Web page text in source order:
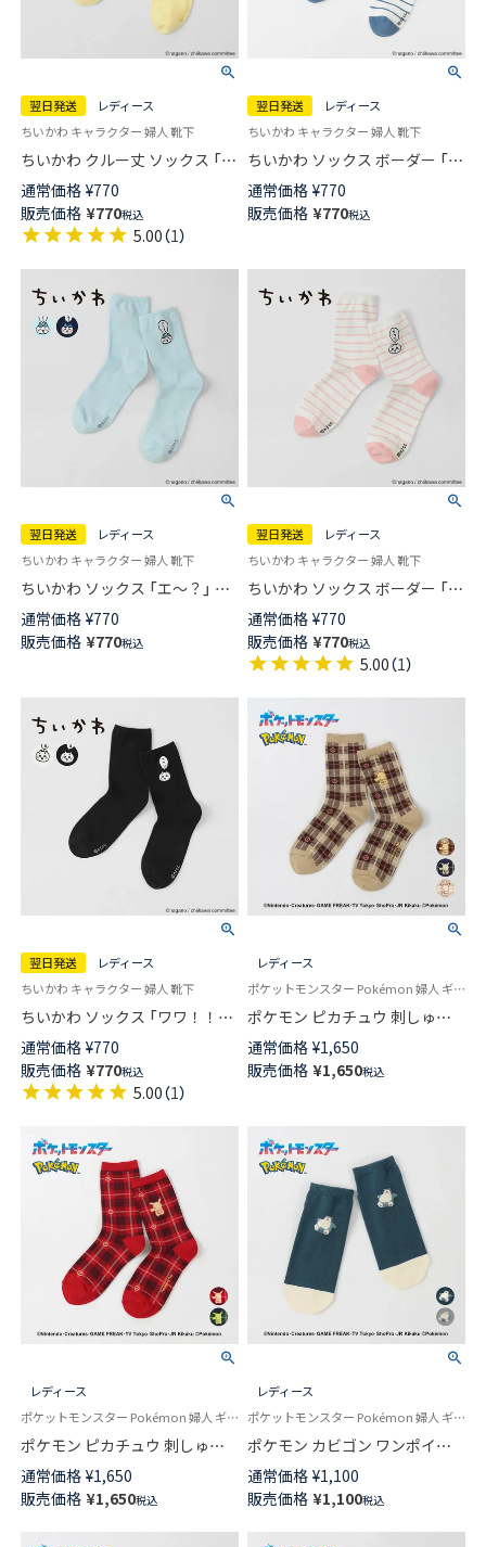
翌日発送
レディース
ちいかわ キャラクター 婦人 靴下
ちいかわ クルー丈 ソックス 「ハ
ァ～？」 ワンポイント うさぎ刺
繍 レディース 【365日最短翌日
発送】 03197025
通常価格 ¥770
販売価格 ¥770税込
5.00（1）
翌日発送
レディース
ちいかわ キャラクター 婦人 靴下
ちいかわ ソックス ボーダー 「エ
～？」 ワンポイント ハチワレ刺
繍 クルー丈 レディース 【365日
最短翌日発送】 03197024
通常価格 ¥770
販売価格 ¥770税込
翌日発送
レディース
ちいかわ キャラクター 婦人 靴下
ちいかわ ソックス 「エ～？」 ワ
ンポイント ハチワレ刺繍 クル
ー丈 レディース 【365日最短翌
日発送】 03197023
通常価格 ¥770
販売価格 ¥770税込
翌日発送
レディース
ちいかわ キャラクター 婦人 靴下
ちいかわ ソックス ボーダー 「ワ
ワ！！」 ワンポイントちいかわ
刺繍 クルー丈 レディース 【365
日最短翌日発送】 03197022
通常価格 ¥770
販売価格 ¥770税込
5.00（1）
翌日発送
レディース
ちいかわ キャラクター 婦人 靴下
ちいかわ ソックス 「ワワ！！」
ワンポイント刺繍 クルー丈 レ
ディース 【365日最短翌日発送】
03197021
通常価格 ¥770
販売価格 ¥770税込
5.00（1）
レディース
ポケットモンスター Pokémon 婦人 ギフト プレゼント 無料ラッピング
ポケモン ピカチュウ 刺しゅう
Plaid2 クルー丈 カジュアル ソ
ックス レディース 日本製
03307011
通常価格 ¥1,650
販売価格 ¥1,650税込
レディース
ポケットモンスター Pokémon 婦人 ギフト プレゼント 無料ラッピング
ポケモン ピカチュウ 刺しゅう
Plaid1 クルー丈 カジュアル ソ
ックス レディース 日本製
03307010
通常価格 ¥1,650
販売価格 ¥1,650税込
レディース
ポケットモンスター Pokémon 婦人 ギフト プレゼント 無料ラッピング
ポケモン カビゴン ワンポイン
ト スニーカー丈 カジュアル ソ
通常価格 ¥1,100
販売価格 ¥1,100税込